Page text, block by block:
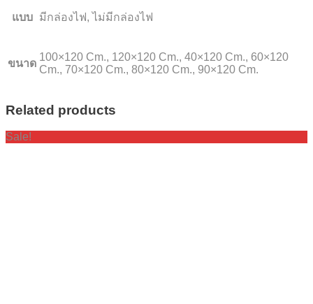
แบบ มีกล่องไฟ, ไม่มีกล่องไฟ
ขนาด
100×120 Cm., 120×120 Cm., 40×120 Cm., 60×120
Cm., 70×120 Cm., 80×120 Cm., 90×120 Cm.
Related products
Sale!